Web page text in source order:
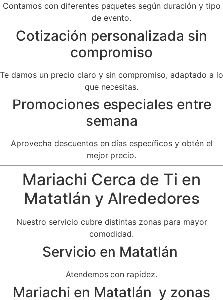
Contamos con diferentes paquetes según duración y tipo
de evento.
Cotización personalizada sin
compromiso
Te damos un precio claro y sin compromiso, adaptado a lo
que necesitas.
Promociones especiales entre
semana
Aprovecha descuentos en días específicos y obtén el
mejor precio.
Mariachi Cerca de Ti en
Matatlán y Alrededores
Nuestro servicio cubre distintas zonas para mayor
comodidad.
Servicio en Matatlán
Atendemos con rapidez.
Mariachi en Matatlán y zonas